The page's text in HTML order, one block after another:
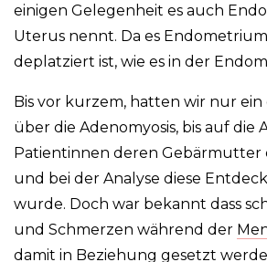
einigen Gelegenheit es auch
Uterus nennt. Da es
deplatziert ist, wie es in der
Bis vor kurzem, hatten wir nur ein
über die Adenomyosis, bis auf die
Patientinnen deren
und bei der Analyse diese
wurde. Doch war bekannt dass
und Schmerzen während der
damit in Beziehung gesetzt